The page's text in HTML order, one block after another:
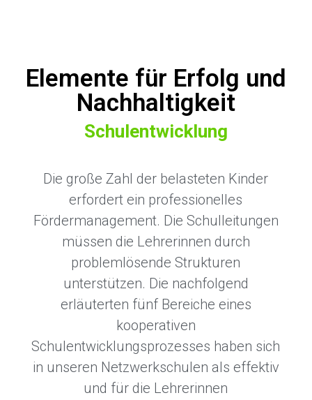
Elemente für Erfolg und
Nachhaltigkeit
Schulentwicklung
Die große Zahl der belasteten Kinder
erfordert ein professionelles
Fördermanagement. Die Schulleitungen
müssen die Lehrerinnen durch
problemlösende Strukturen
unterstützen. Die nachfolgend
erläuterten fünf Bereiche eines
kooperativen
Schulentwicklungsprozesses haben sich
in unseren Netzwerkschulen als effektiv
und für die Lehrerinnen